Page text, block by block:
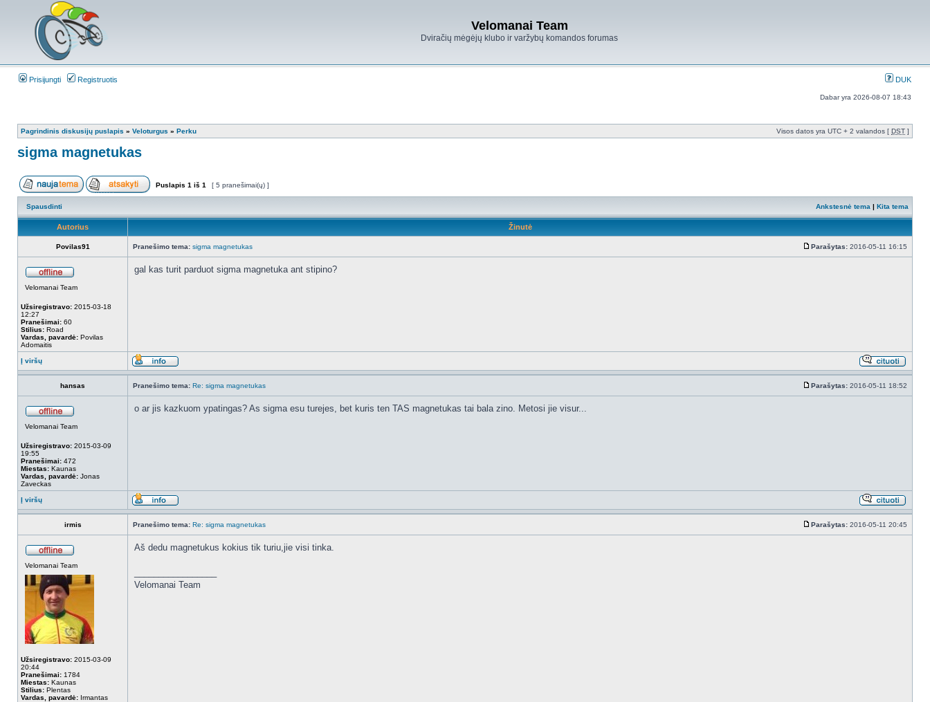
Velomanai Team
Dviračių mėgėjų klubo ir varžybų komandos forumas
Prisijungti Registruotis DUK
Dabar yra 2026-08-07 18:43
Pagrindinis diskusijų puslapis » Veloturgus » Perku Visos datos yra UTC + 2 valandos [ DST ]
sigma magnetukas
Puslapis 1 iš 1 [ 5 pranešimai(ų) ]
Spausdinti Ankstesnė tema | Kita tema
Autorius Žinutė
Povilas91 Pranešimo tema: sigma magnetukas Parašytas: 2016-05-11 16:15
Velomanai Team
Užsiregistravo: 2015-03-18
12:27
Pranešimai: 60
Stilius: Road
Vardas, pavardė: Povilas
Adomaitis
gal kas turit parduot sigma magnetuka ant stipino?
Į viršų
hansas Pranešimo tema: Re: sigma magnetukas Parašytas: 2016-05-11 18:52
Velomanai Team
Užsiregistravo: 2015-03-09
19:55
Pranešimai: 472
Miestas: Kaunas
Vardas, pavardė: Jonas
Zaveckas
o ar jis kazkuom ypatingas? As sigma esu turejes, bet kuris ten TAS magnetukas tai bala zino. Metosi jie visur...
Į viršų
irmis Pranešimo tema: Re: sigma magnetukas Parašytas: 2016-05-11 20:45
Velomanai Team
Užsiregistravo: 2015-03-09
20:44
Pranešimai: 1784
Miestas: Kaunas
Stilius: Plentas
Vardas, pavardė: Irmantas
Aš dedu magnetukus kokius tik turiu,jie visi tinka.
Velomanai Team